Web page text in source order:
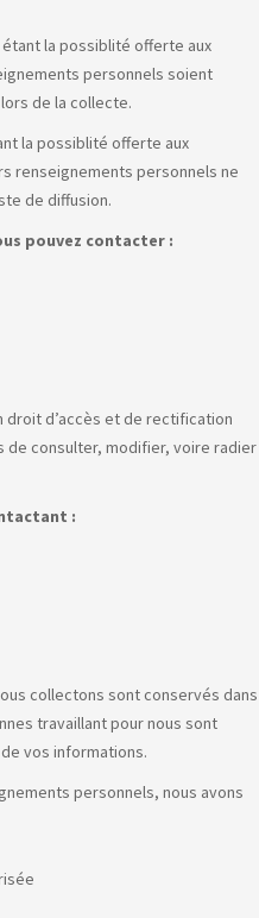
la possiblité offerte aux
personnels soient
de la collecte.
la possiblité offerte aux
renseignements personnels ne
de diffusion.
pouvez contacter :
droit d’accès et de rectification
de consulter, modifier, voire radier
:
collectons sont conservés dans
travaillant pour nous sont
vos informations.
personnels, nous avons